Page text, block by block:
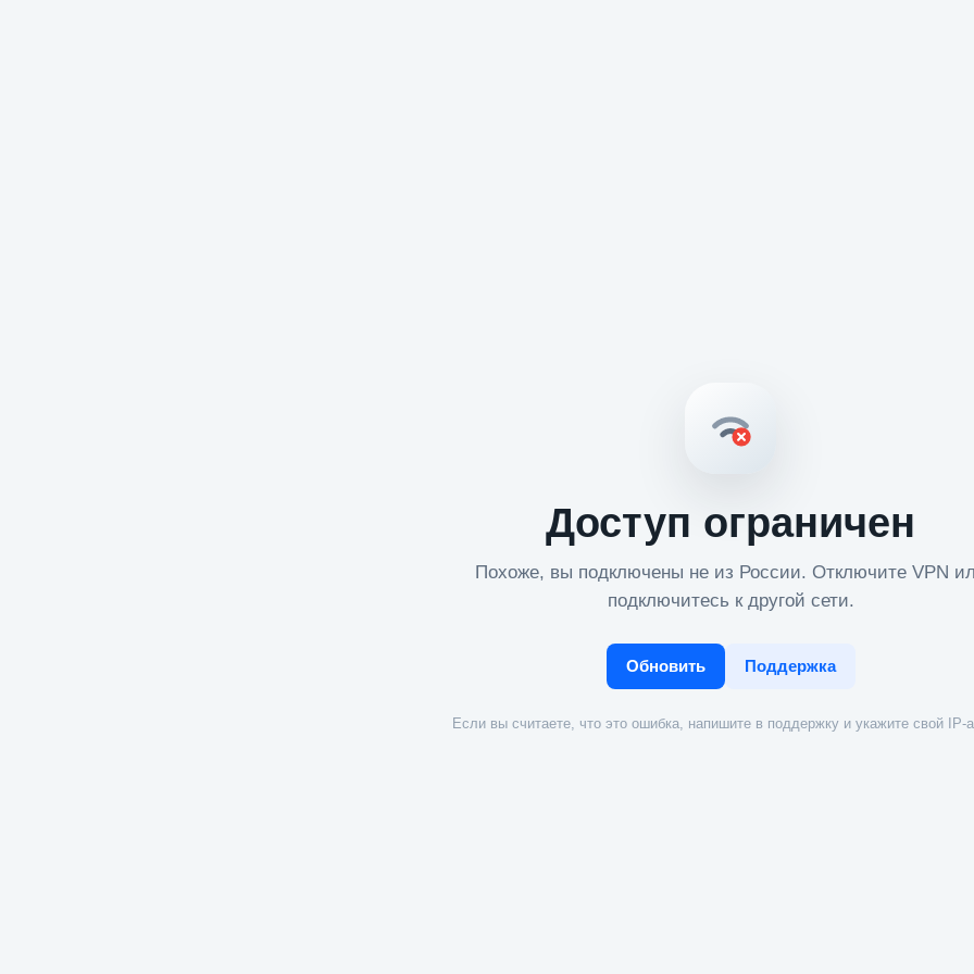
Доступ ограничен
Похоже, вы подключены не из России. Отключите VPN
подключитесь к другой сети.
Обновить Поддержка
Если вы считаете, что это ошибка, напишите в поддержку и укажите свой IP-